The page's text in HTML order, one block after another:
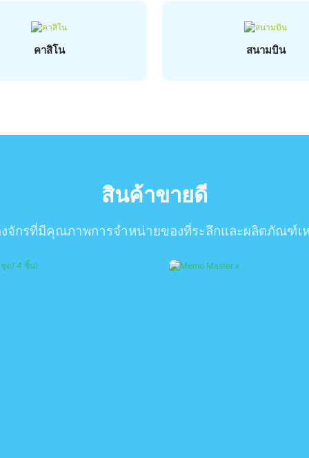
คาสิโน สนามบิน
สินค้าขายดี
งจักรที่มีคุณภาพการจำหน่ายของที่ระลึกและผลิตภัณฑ์เ